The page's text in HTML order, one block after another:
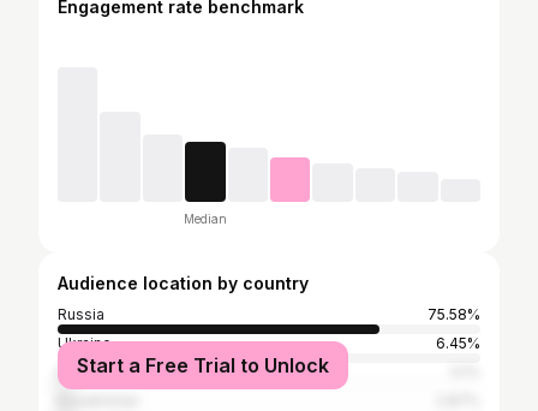
Engagement rate benchmark
Median
Audience location by country
Russia
75.58%
Ukraine
6.45%
Belarus
Start a Free Trial to Unlock